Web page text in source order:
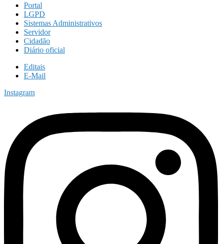
Portal
LGPD
Sistemas Administrativos
Servidor
Cidadão
Diário oficial
Editais
E-Mail
Instagram